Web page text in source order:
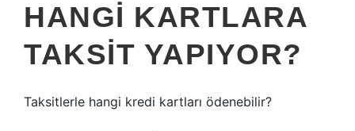
HANGI KARTLARA
TAKSIT YAPIYOR?
Taksitlerle hangi kredi kartları ödenebilir?